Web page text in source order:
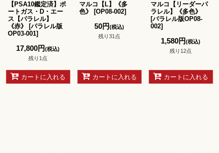
【PSA10鑑定済】ポ
ートガス・D・エー
ス【パラレル】
《赤》
[パラレル版
OP03-001]
17,800円(税込)
残り1点
カートに入れる
マルコ【L】《多
色》
[OP08-002]
50円(税込)
残り31点
カートに入れる
マルコ【リーダーパ
ラレル】《多色》
[パラレル版OP08-
002]
1,580円(税込)
残り12点
カートに入れる